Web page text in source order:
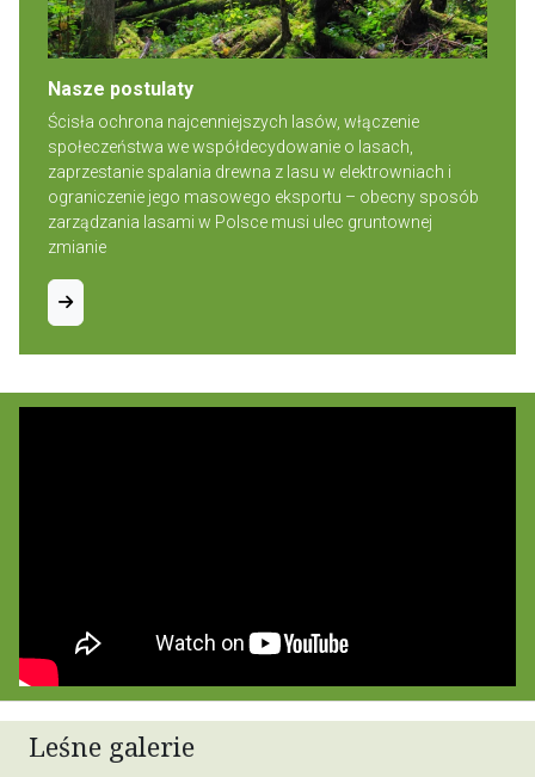
Nasze postulaty
Ścisła ochrona najcenniejszych lasów, włączenie
społeczeństwa we współdecydowanie o lasach,
zaprzestanie spalania drewna z lasu w elektrowniach i
ograniczenie jego masowego eksportu – obecny sposób
zarządzania lasami w Polsce musi ulec gruntownej
zmianie
Leśne galerie